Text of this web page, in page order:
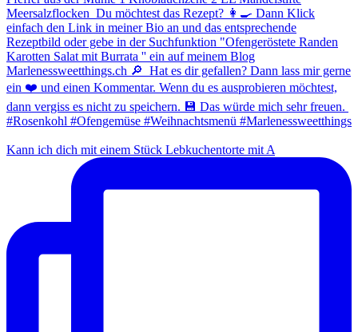
Kann ich dich mit einem Stück Lebkuchentorte mit A